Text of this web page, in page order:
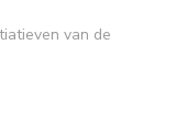
van de